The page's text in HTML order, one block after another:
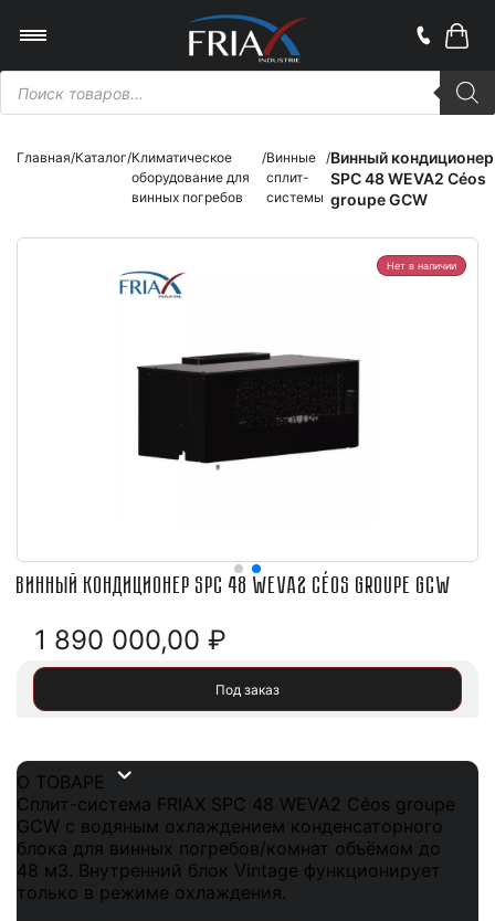
Поиск
товаров
Главная/Каталог/Климатическое
оборудование для
винных погребов
/Винные
сплит-
системы
/Винный кондиционер
SPC 48 WEVA2 Céos
groupe GCW
Нет в наличии
Винный кондиционер SPC 48 WEVA2 Céos groupe GCW
1 890 000,00 ₽
Под заказ
О ТОВАРЕ
Сплит-система FRIAX SPC 48 WEVA2 Céos groupe
GCW с водяным охлаждением конденсаторного
блока для винных погребов/комнат объёмом до
48 м3. Внутренний блок Vintage функционирует
только в режиме охлаждения.